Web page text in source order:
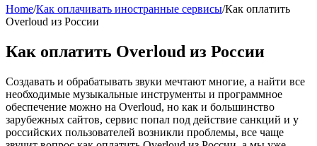
Home/Как оплачивать иностранные сервисы/Как оплатить
Overloud из России
Как оплатить Overloud из России
Создавать и обрабатывать звуки мечтают многие, а найти все
необходимые музыкальные инструменты и программное
обеспечение можно на Overloud, но как и большинство
зарубежных сайтов, сервис попал под действие санкций и у
российских пользователей возникли проблемы, все чаще